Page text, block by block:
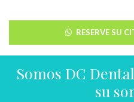
RESERVE SU
Somos DC
su